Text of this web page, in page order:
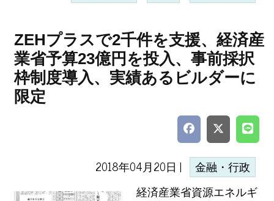
ZEHプラスで2千件を支援、経済産
業省予算23億円を投入、事前採択
枠制度導入、実績あるビルダーに
限定
2018年04月20日 | 金融・行政
経済産業省資源エネルギ